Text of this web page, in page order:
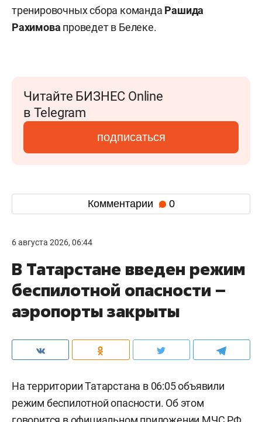
тренировочных сбора команда Рашида
Рахимова проведет в Белеке.
Читайте БИЗНЕС Online
в Telegram
подписаться
Комментарии 0
6 августа 2026, 06:44
В Татарстане введен режим
беспилотной опасности –
аэропорты закрыты
На территории Татарстана в 06:05 объявили
режим беспилотной опасности. Об этом